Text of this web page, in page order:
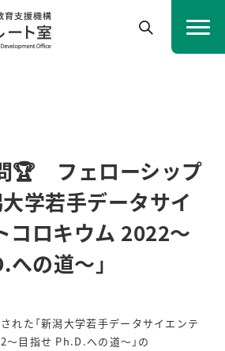
🏆 フェローシップ
大学若手データサイ
コロキウム 2022〜
の道〜」
れた「新潟大学若手データサイエンテ
目指せ Ph.D.への道〜」の